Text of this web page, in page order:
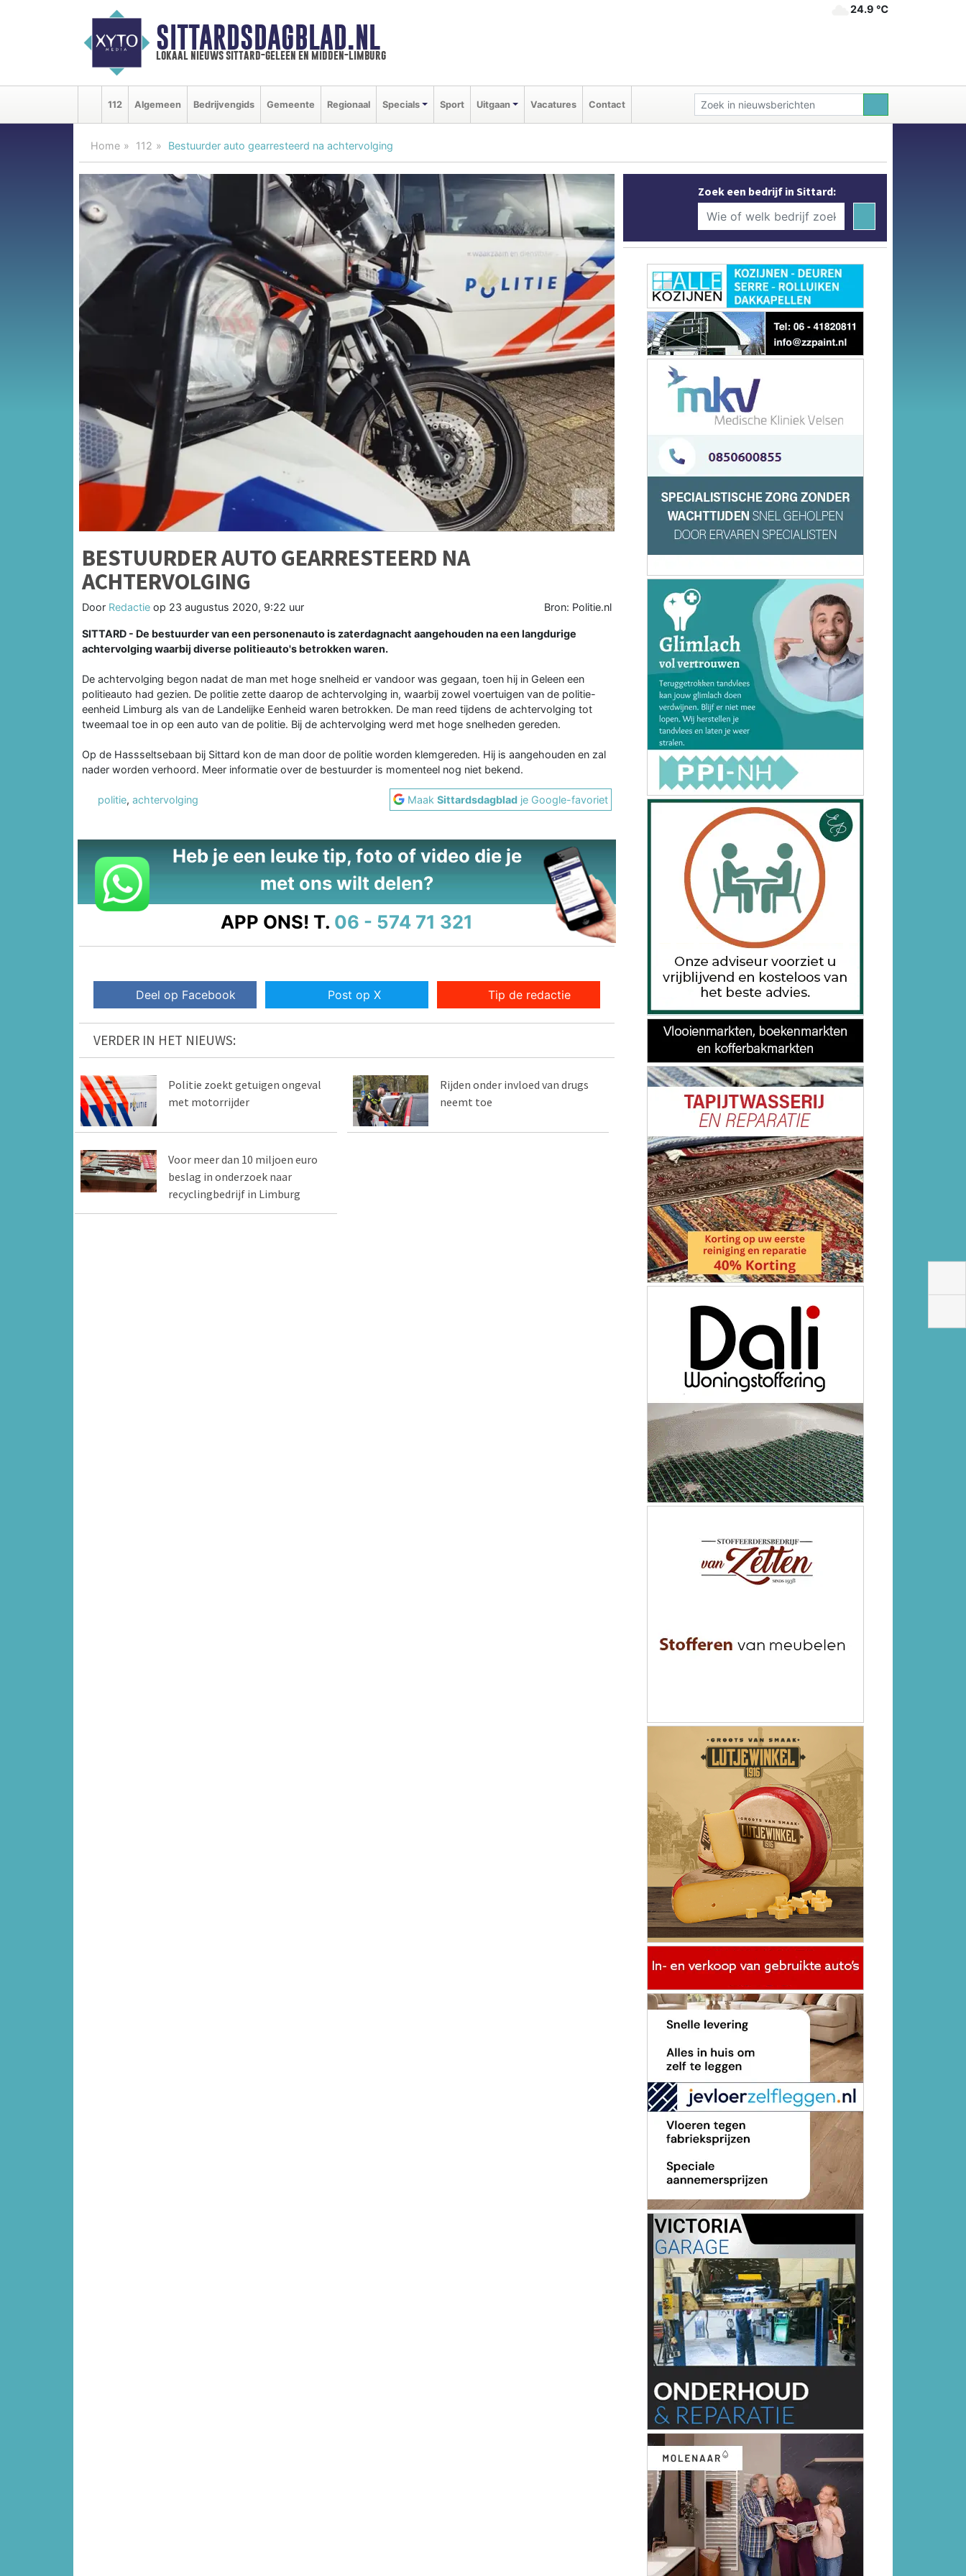
SITTARDSDAGBLAD.NL
lokaal nieuws sittard-geleen en midden-limburg
24.9 ℃
112 Algemeen Bedrijvengids Gemeente Regionaal Specials Sport Uitgaan Vacatures Contact
Home 112 Bestuurder auto gearresteerd na achtervolging
BESTUURDER AUTO GEARRESTEERD NA
ACHTERVOLGING
Door Redactie op 23 augustus 2020, 9:22 uur Bron: Politie.nl
SITTARD - De bestuurder van een personenauto is zaterdagnacht aangehouden na een langdurige
achtervolging waarbij diverse politieauto's betrokken waren.
De achtervolging begon nadat de man met hoge snelheid er vandoor was gegaan, toen hij in Geleen een
politieauto had gezien. De politie zette daarop de achtervolging in, waarbij zowel voertuigen van de politie-
eenheid Limburg als van de Landelijke Eenheid waren betrokken. De man reed tijdens de achtervolging tot
tweemaal toe in op een auto van de politie. Bij de achtervolging werd met hoge snelheden gereden.
Op de Hassseltsebaan bij Sittard kon de man door de politie worden klemgereden. Hij is aangehouden en zal
nader worden verhoord. Meer informatie over de bestuurder is momenteel nog niet bekend.
politie, achtervolging MaakSittardsdagblad je Google-favoriet
Heb je een leuke tip, foto of video die je
met ons wilt delen?
APP ONS! T. 06 - 574 71 321
Deel op Facebook Post op X Tip de redactie
VERDER IN HET NIEUWS:
Politie zoekt getuigen ongeval
met motorrijder
Rijden onder invloed van drugs
neemt toe
Voor meer dan 10 miljoen euro
beslag in onderzoek naar
recyclingbedrijf in Limburg
Zoek een bedrijf in Sittard: